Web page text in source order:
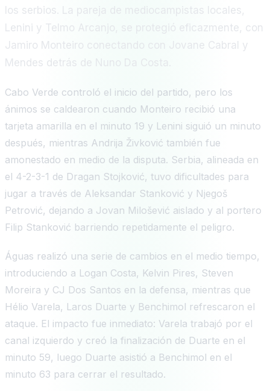
los serbios. La pareja de mediocampistas locales,
Lenini y Telmo Arcanjo, se protegió eficazmente, con
Jamiro Monteiro conectando con Jovane Cabral y
Mendes detrás de Nuno Da Costa.
Cabo Verde controló el inicio del partido, pero los
ánimos se caldearon cuando Monteiro recibió una
tarjeta amarilla en el minuto 19 y Lenini siguió un minuto
después, mientras Andrija Živković también fue
amonestado en medio de la disputa. Serbia, alineada en
el 4-2-3-1 de Dragan Stojković, tuvo dificultades para
jugar a través de Aleksandar Stanković y Njegoš
Petrović, dejando a Jovan Milošević aislado y al portero
Filip Stanković barriendo repetidamente el peligro.
Águas realizó una serie de cambios en el medio tiempo,
introduciendo a Logan Costa, Kelvin Pires, Steven
Moreira y CJ Dos Santos en la defensa, mientras que
Hélio Varela, Laros Duarte y Benchimol refrescaron el
ataque. El impacto fue inmediato: Varela trabajó por el
canal izquierdo y creó la finalización de Duarte en el
minuto 59, luego Duarte asistió a Benchimol en el
minuto 63 para cerrar el resultado.